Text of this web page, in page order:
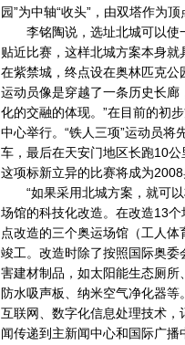
园”为中轴“收头”，由双塔作为顶
李铭陶说，选址北城可以使一
贴近比赛，这样北城方案本身
在紫禁城，终点设在奥林匹克公
运动员像是穿越了一条历史长
化的交融的体现。”在目前的初
中心举行。“铁人三项”运动员
车，最后在天安门地区长跑10
这项标新立异的比赛将成为2008
“如果采用北城方案，就可以
场馆的科技化改造。在改造13个
点改造的三个奥运场馆（工人
竣工。改造时除了按照国际奥
害建材制品，如太阳能生态厕
防水吸声板、纳米空气净化器等
互联网、数字化信息处理技术
闻传递到主新闻中心和国际广